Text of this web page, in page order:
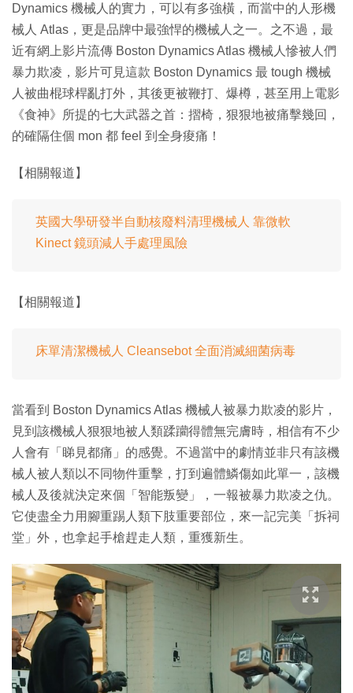
Dynamics 機械人的實力，可以有多強橫，而當中的人形機
械人 Atlas，更是品牌中最強悍的機械人之一。之不過，最
近有網上影片流傳 Boston Dynamics Atlas 機械人慘被人們
暴力欺凌，影片可見這款 Boston Dynamics 最 tough 機械
人被曲棍球桿亂打外，其後更被鞭打、爆樽，甚至用上電影
《食神》所提的七大武器之首：摺椅，狠狠地被痛擊幾回，
的確隔住個 mon 都 feel 到全身痠痛！
【相關報道】
英國大學研發半自動核廢料清理機械人 靠微軟
Kinect 鏡頭減人手處理風險
【相關報道】
床單清潔機械人 Cleansebot 全面消滅細菌病毒
當看到 Boston Dynamics Atlas 機械人被暴力欺凌的影片，
見到該機械人狠狠地被人類蹂躪得體無完膚時，相信有不少
人會有「睇見都痛」的感覺。不過當中的劇情並非只有該機
械人被人類以不同物件重擊，打到遍體鱗傷如此單一，該機
械人及後就決定來個「智能叛變」，一報被暴力欺凌之仇。
它使盡全力用腳重踢人類下肢重要部位，來一記完美「拆祠
堂」外，也拿起手槍趕走人類，重獲新生。